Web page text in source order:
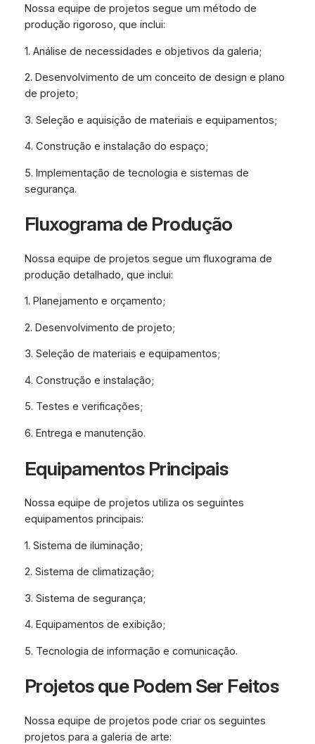
Nossa equipe de projetos segue um método de
produção rigoroso, que inclui:
1. Análise de necessidades e objetivos da galeria;
2. Desenvolvimento de um conceito de design e plano
de projeto;
3. Seleção e aquisição de materiais e equipamentos;
4. Construção e instalação do espaço;
5. Implementação de tecnologia e sistemas de
segurança.
Fluxograma de Produção
Nossa equipe de projetos segue um fluxograma de
produção detalhado, que inclui:
1. Planejamento e orçamento;
2. Desenvolvimento de projeto;
3. Seleção de materiais e equipamentos;
4. Construção e instalação;
5. Testes e verificações;
6. Entrega e manutenção.
Equipamentos Principais
Nossa equipe de projetos utiliza os seguintes
equipamentos principais:
1. Sistema de iluminação;
2. Sistema de climatização;
3. Sistema de segurança;
4. Equipamentos de exibição;
5. Tecnologia de informação e comunicação.
Projetos que Podem Ser Feitos
Nossa equipe de projetos pode criar os seguintes
projetos para a galeria de arte: